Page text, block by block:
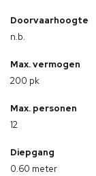
Doorvaarhoogte
n.b.
Max. vermogen
200 pk
Max. personen
12
Diepgang
0.60 meter